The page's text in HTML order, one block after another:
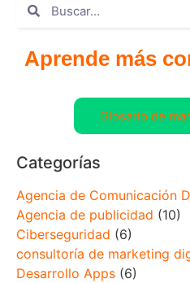
Aprende más
Glosario de
Categorías
Agencia de Comunicación
Agencia de publicidad (10)
Ciberseguridad (6)
consultoría de marketing
Desarrollo Apps (6)